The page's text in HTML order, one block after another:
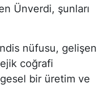
Ünverdi, şunları
nüfusu, gelişen
coğrafi
bir üretim ve